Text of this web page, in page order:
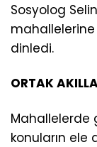
Sosyolog
dinledi.
ORTAK
Mahallelerde
konuların ele